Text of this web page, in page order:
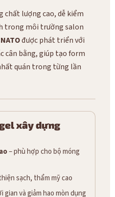
chất lượng cao, dễ kiểm
trong môi trường salon
được phát triển với
cân bằng, giúp tạo form
quán trong từng lần
xây dựng
– phù hợp cho bộ móng
sạch, thẩm mỹ cao
và giảm hao mòn dụng